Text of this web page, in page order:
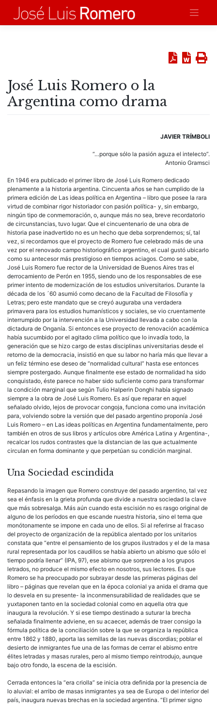
contenido
José Luis Romero o la
Argentina como drama
JAVIER TRÍMBOLI
“…porque sólo la pasión aguza el intelecto”.
Antonio Gramsci
En 1946 era publicado el primer libro de José Luis Romero dedicado
plenamente a la historia argentina. Cincuenta años se han cumplido de la
primera edición de Las ideas política en Argentina – libro que posee la rara
virtud de combinar rigor historiador con pasión política- y, sin embargo,
ningún tipo de conmemoración, o, aunque más no sea, breve recordatorio
de circunstancias, tuvo lugar. Que el cincuentenario de una obra de
historia pase inadvertido no es un hecho que deba sorprendernos; sí, tal
vez, si recordamos que el proyecto de Romero fue celebrado más de una
vez por el renovado campo historiográfico argentino, el cual gustó ubicarlo
como su antecesor más prestigioso en tiempos aciagos. Como se sabe,
José Luis Romero fue rector de la Universidad de Buenos Aires tras el
derrocamiento de Perón en 1955, siendo uno de los responsables de ese
primer intento de modernización de los estudios universitarios. Durante la
década de los ´60 asumió como decano de la Facultad de Filosofía y
Letras; pero este mandato que se creyó auguraba una verdadera
primavera para los estudios humanísticos y sociales, se vio cruentamente
interrumpido por la intervención a la Universidad llevada a cabo con la
dictadura de Onganía. Si entonces ese proyecto de renovación académica
había sucumbido por el agitado clima político que lo invadía todo, la
generación que se hizo cargo de estas disciplinas universitarias desde el
retorno de la democracia, insistió en que su labor no haría más que llevar a
un feliz término ese deseo de “normalidad cultural” hasta ese entonces
siempre postergado. Aunque finalmente ese estado de normalidad ha sido
conquistado, éste parece no haber sido suficiente como para transformar
la condición marginal que según Tulio Halperin Donghi había signado
siempre a la obra de José Luis Romero. Es así que reparar en aquel
señalado olvido, lejos de provocar congoja, funciona como una invitación
para, volviendo sobre la versión que del pasado argentino proponía José
Luis Romero – en Las ideas políticas en Argentina fundamentalmente, pero
también en otros de sus libros y artículos obre América Latina y Argentina-,
recalcar los rudos contrastes que la distancian de las que actualmente
circulan en forma dominante y que perpetúan su condición marginal.
Una Sociedad escindida
Repasando la imagen que Romero construye del pasado argentino, tal vez
sea el énfasis en la grieta profunda que divide a nuestra sociedad la clave
que más sobresalga. Más aún cuando esta escisión no es rasgo original de
alguno de los períodos en que escande nuestra historia, sino el tema que
monótonamente se impone en cada uno de ellos. Si al referirse al fracaso
del proyecto de organización de la república alentado por los unitarios
constata que “entre el pensamiento de los grupos ilustrados y el de la masa
rural representada por los caudillos se había abierto un abismo que sólo el
tiempo podría llenar” (IPA, 97), ese abismo que sorprende a los grupos
letrados, no produce el mismo efecto en nosotros, sus lectores. Es que
Romero se ha preocupado por subrayar desde las primeras páginas del
libro – páginas que revelan que en la época colonial ya anida el drama que
lo desvela en su presente- la inconmensurabilidad de realidades que se
yuxtaponen tanto en la sociedad colonial como en aquella otra que
inaugura la revolución. Y si ese tiempo destinado a suturar la brecha
señalada finalmente adviene, en su acaecer, además de traer consigo la
fórmula política de la conciliación sobre la que se organiza la república
entre 1862 y 1880, aporta las semillas de las nuevas discordias; poblar el
desierto de inmigrantes fue una de las formas de cerrar el abismo entre
élites letradas y masas rurales, pero al mismo tiempo reintrodujo, aunque
bajo otro fondo, la escena de la escisión.
Cerrada entonces la “era criolla” se inicia otra definida por la presencia de
lo aluvial: el arribo de masas inmigrantes ya sea de Europa o del interior del
país, inaugura nuevas brechas en la sociedad argentina. “El primer signo